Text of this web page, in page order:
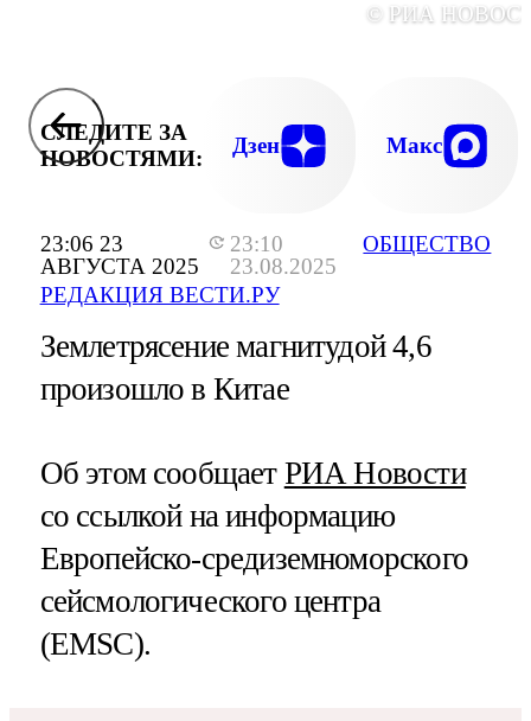
23:06 23
АВГУСТА 2025
23:10
23.08.2025
РЕДАКЦИЯ ВЕСТИ.РУ
ОБЩЕСТВО
© РИА
СЛЕДИТЕ ЗА
НОВОСТЯМИ:
Дзен Макс
Землетрясение магнитудой 4,6
произошло в Китае
Об этом сообщает РИА Новости
со ссылкой на информацию
Европейско-средиземноморского
сейсмологического центра
(EMSC).